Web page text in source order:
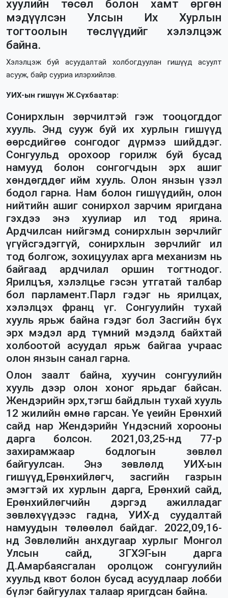
хуулийн төсөл болон хамт өргөн
мэдүүлсэн Улсын Их Хурлын
тогтоолын төслүүдийг хэлэлцэж
байна.
Хэлэлцэж буй асуудалтай холбогдуулан гишүүд асуулт
асууж, байр сууриа илэрхийлэв.
УИХ-ын гишүүн Ж.Сүхбаатар:
Сонирхлын зөрчилтэй гэж тооцогддог
хууль. Энд сууж буй их хурлын гишүүд
өөрсдийгөө сонгодог дүрмээ шийддэг.
Сонгуульд орохоор горилж буй бусад
намууд болон сонгогчдын эрх ашиг
хөндөгддөг ийм хууль. Олон янзын үзэл
бодол гарна. Нам болон гишүүдийн, олон
нийтийн ашиг сонирхол зарчим яригдана
гэхдээ энэ хуулиар ил тод ярина.
Ардчилсан нийгэмд сонирхлын зөрчлийг
үгүйсгэдэггүй, сонирхлын зөрчлийг ил
тод болгож, зохицуулах арга механизм нь
байгаад ардчилал оршин тогтнодог.
Ярилцъя, хэлэлцье гэсэн утгатай талбар
бол парламент.Парл гэдэг нь ярилцах,
хэлэлцэх франц үг. Сонгуулийн тухай
хууль ярьж байна гэдэг бол Засгийн бүх
эрх мэдэл ард түмний мэдэлд байхтай
холбоотой асуудал ярьж байгаа учраас
олон янзын санал гарна.
Олон заалт байна, хуучин сонгуулийн
хууль дээр олон хоног ярьдаг байсан.
Жендэрийн эрх,тэгш байдлын тухай хууль
12 жилийн өмнө гарсан. Үе үеийн Ерөнхий
сайд нар Жендэрийн Үндэсний хорооны
дарга болсон. 2021,03,25-нд 77-р
захирамжаар бодлогын зөвлөл
байгуулсан. Энэ зөвлөлд УИХ-ын
гишүүд,Ерөнхийлөгч, засгийн газрын
эмэгтэй их хурлын дарга, Ерөнхий сайд,
Ерөнхийлөгчийн дэргэд ажилладаг
зөвлөхүүдээс гадна, УИХ-д суудалтай
намуудын төлөөлөл байдаг. 2022,09,16-
нд Зөвлөлийн анхдугаар хурлыг Монгол
Улсын сайд, ЗГХЭГ-ын дарга
Д.Амарбаясгалан оролцож сонгуулийн
хуульд квот болон бусад асуудлаар лобби
бүлэг байгуулах талаар яригдсан байна.